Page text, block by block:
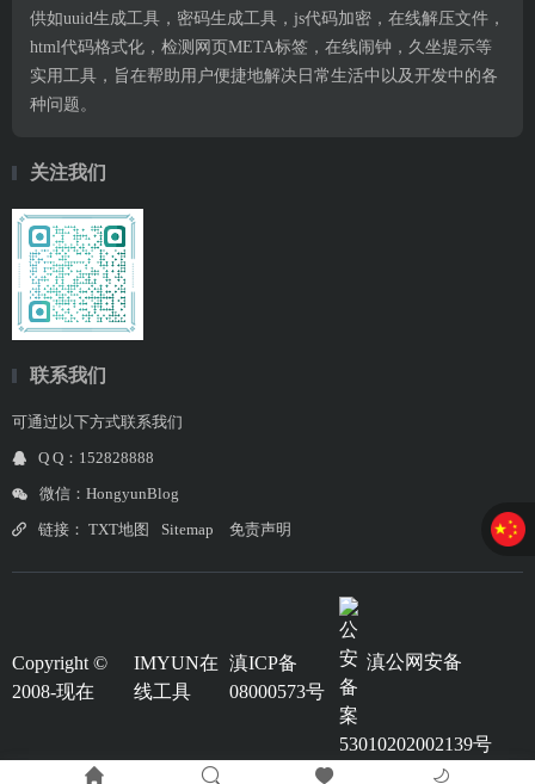
供如uuid生成工具，密码生成工具，js代码加密，在线解压文件，
html代码格式化，检测网页META标签，在线闹钟，久坐提示等
实用工具，旨在帮助用户便捷地解决日常生活中以及开发中的各
种问题。
关注我们
联系我们
可通过以下方式联系我们
Q Q：152828888
微信：HongyunBlog
链接： TXT地图 Sitemap 免责声明
Copyright ©
2008-现在
IMYUN在
线工具
滇ICP备
08000573号
滇公网安备
53010202002139号